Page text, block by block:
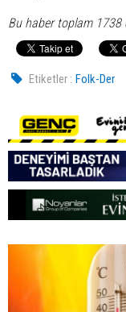
Bu haber toplam
Etiketler : Folk-Der